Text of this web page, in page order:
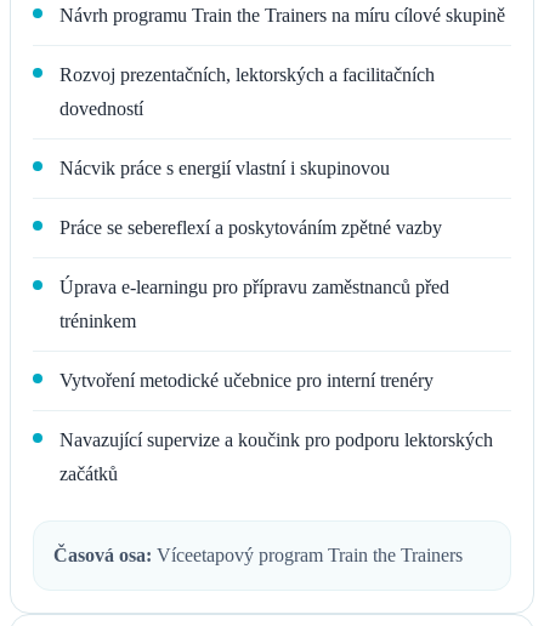
Návrh programu Train the Trainers na míru cílové skupině
Rozvoj prezentačních, lektorských a facilitačních
dovedností
Nácvik práce s energií vlastní i skupinovou
Práce se sebereflexí a poskytováním zpětné vazby
Úprava e-learningu pro přípravu zaměstnanců před
tréninkem
Vytvoření metodické učebnice pro interní trenéry
Navazující supervize a koučink pro podporu lektorských
začátků
Časová osa: Víceetapový program Train the Trainers